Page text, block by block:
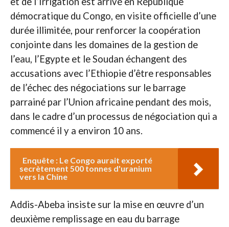
démocratique du Congo, en visite officielle d’une
durée illimitée, pour renforcer la coopération
conjointe dans les domaines de la gestion de
l’eau, l’Egypte et le Soudan échangent des
accusations avec l’Ethiopie d’être responsables
de l’échec des négociations sur le barrage
parrainé par l’Union africaine pendant des mois,
dans le cadre d’un processus de négociation qui a
commencé il y a environ 10 ans.
Enquête : Le Congo aurait exporté
secrètement 500 tonnes d'uranium
vers la Chine
Addis-Abeba insiste sur la mise en œuvre d’un
deuxième remplissage en eau du barrage